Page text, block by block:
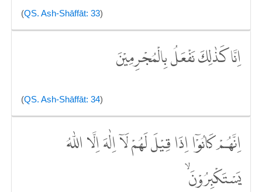
(QS. Ash-Shāffāt: 33)
اِنَّا كَذٰلِكَ نَفْعَلُ بِالْمُجْرِمِيْنَ
(QS. Ash-Shāffāt: 34)
اِنَّهُمْ كَانُوْٓا اِذَا قِيْلَ لَهُمْ لَآ اِلٰهَ اِلَّا اللّٰهُ
يَسْتَكْبِرُوْنَ ۙ